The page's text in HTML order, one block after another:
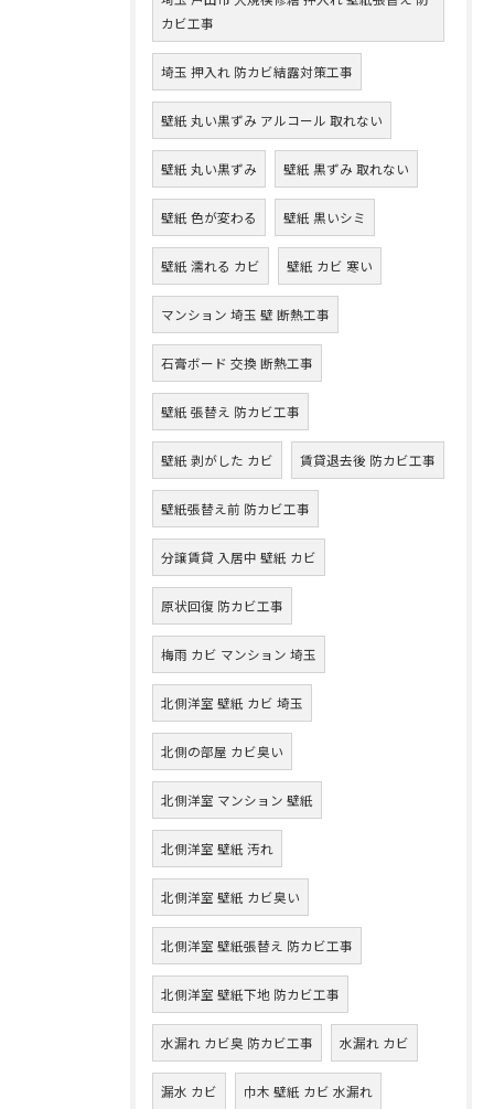
カビ工事
埼玉 押入れ 防カビ結露対策工事
壁紙 丸い黒ずみ アルコール 取れない
壁紙 丸い黒ずみ 壁紙 黒ずみ 取れない
壁紙 色が変わる 壁紙 黒いシミ
壁紙 濡れる カビ 壁紙 カビ 寒い
マンション 埼玉 壁 断熱工事
石膏ボード 交換 断熱工事
壁紙 張替え 防カビ工事
壁紙 剥がした カビ 賃貸退去後 防カビ工事
壁紙張替え前 防カビ工事
分譲賃貸 入居中 壁紙 カビ
原状回復 防カビ工事
梅雨 カビ マンション 埼玉
北側洋室 壁紙 カビ 埼玉
北側の部屋 カビ臭い
北側洋室 マンション 壁紙
北側洋室 壁紙 汚れ
北側洋室 壁紙 カビ臭い
北側洋室 壁紙張替え 防カビ工事
北側洋室 壁紙下地 防カビ工事
水漏れ カビ臭 防カビ工事 水漏れ カビ
漏水 カビ 巾木 壁紙 カビ 水漏れ